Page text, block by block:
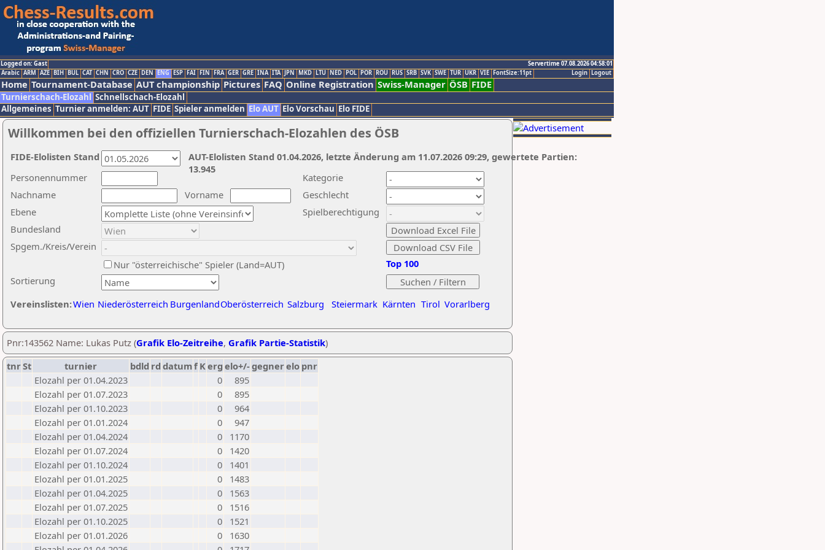
Logged on: Gast
Servertime 07.08.2026 04:58:01
Logout
Login
Arabic ARM AZE BIH BUL CAT CHN CRO CZE DEN ENG ESP FAI FIN FRA GER GRE INA ITA JPN MKD LTU NED POL POR ROU RUS SRB SVK SWE TUR UKR VIE FontSize:11pt
Home Tournament-Database AUT championship Pictures FAQ Online Registration Swiss-Manager ÖSB FIDE
Turnierschach-Elozahl Schnellschach-Elozahl
Allgemeines Turnier anmelden: AUT FIDE Spieler anmelden Elo AUT Elo Vorschau Elo FIDE
Willkommen bei den offiziellen Turnierschach-Elozahlen des ÖSB
Nachname
Vorname
Ebene
Kategorie
Sortierung
Personennummer
Bundesland
Spgem./Kreis/Verein
Geschlecht
Nur "österreichische" Spieler (Land=AUT)
Spielberechtigung
Vereinslisten:Wien Niederösterreich BurgenlandOberösterreich Salzburg Steiermark Kärnten Tirol Vorarlberg
Top 100
AUT-Elolisten Stand 01.04.2026, letzte Änderung am 11.07.2026 09:29, gewertete Partien:
13.945
FIDE-Elolisten Stand
Pnr:143562 Name: Lukas Putz (Grafik Elo-Zeitreihe, Grafik Partie-Statistik)
tnrSt turnier bdld rd datumf Kerg elo+/-gegnerelo pnr
Elozahl per 01.04.2023
0
895
Elozahl per 01.07.2023
0
895
Elozahl per 01.10.2023
0
964
Elozahl per 01.01.2024
0
947
Elozahl per 01.04.2024
0
1170
Elozahl per 01.07.2024
0
1420
Elozahl per 01.10.2024
0
1401
Elozahl per 01.01.2025
0
1483
Elozahl per 01.04.2025
0
1563
Elozahl per 01.07.2025
0
1516
Elozahl per 01.10.2025
0
1521
Elozahl per 01.01.2026
0
1630